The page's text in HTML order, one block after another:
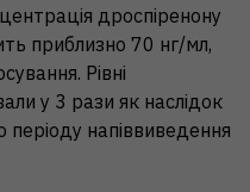
дроспіренону
приблизно 70 нг/мл,
Рівні
у 3 рази як наслідок
періоду напіввиведення